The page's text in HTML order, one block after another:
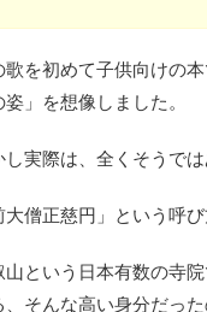
歌を初めて子供向けの
」を想像しました。
し実際は、全くそうでは
大僧正慈円」という呼
山という日本有数の寺
、そんな高い身分だった